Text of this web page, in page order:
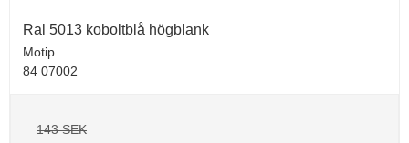
Ral 5013 koboltblå högblank
Motip
84 07002
143 SEK